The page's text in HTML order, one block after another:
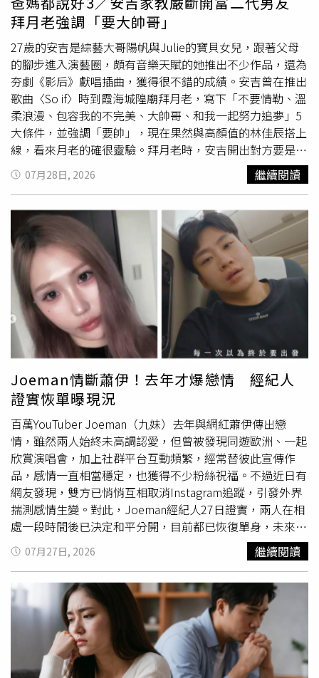
拜月老強調「要大帥哥」
27歲的安吉是綜藝大哥陽帆與Julie的寶貝女兒，跟著父母
的腳步進入演藝圈，頗有音樂天賦的她推出不少作品，還為
夯劇《影后》獻唱插曲，獲得很不錯的成績。安吉曾在推出
歌曲〈So if〉時到霞海城隍廟拜月老，寫下「不要情勒、溫
柔浪漫、包容我的不完美、大帥哥、和我一起努力追夢」5
大條件，並強調「要帥」，現在果然與高顏值的林佳辰搭上
線，看來月老的確很靈驗。拜月老時，安吉開出對方要是帥
哥的條件。（圖／索尼音樂提供）從小學習樂器的安吉，疫
情期間將內心所想寫成歌，意外發掘了自己的創作天賦，並
踏上了歌手之路，她也參加過戀愛音樂實境真人秀《為你唱
情歌》，並在受訪時表示喜歡浪漫型暖男，而她撩男生的方
法之一就是彈鋼琴或唱情歌給對方聽，當時她自曝對同樣參
加節目的李哲言很有興趣，兩人還合作歌曲
〈Butterfliez〉，沒想到多年後與她有進一步發展的是與李
哲言同為Ozone的隊友林佳辰。安吉曾在《為你唱情歌》與
林佳辰的隊友李哲言合作。（圖／翻攝自YouTube）但在林
佳辰之前，安吉一直有位緋聞男友，就是比她大7歲的
Shang，該位男子曾在美國哥倫比亞大學修心理學，長相帥
氣且家境富裕，異性緣很好，曾因與莫允雯合照而傳出緋
聞，但事後莫允雯表示兩人只是朋友關係。而Shang與安吉
交往後，安吉也說自己知道情況，跟莫允雯也是好朋友。安
吉曾與富二代Shang交往，兩人還有合作歌曲。（圖／翻攝
自YouTube）交往期間安吉與Shang的感情相當好，曾在受
訪時表示收過印象最深刻的禮物，就是男友送的價值約3萬
元的精品項鍊，她則回送2萬元的投影機。而安吉的音樂作
品〈我夢見你做壞事〉是為男友寫的，而且是由對方填詞，
Shang的本名「周尚頤」也出現在歌曲資訊中。Julie曾不允
許女兒外宿，還說結婚後住處不能離開家裡巷子。（圖／索
尼音樂提供）不過安吉與Shang去年初傳出分手消息，身為
爸媽的掌上明珠，媽媽Julie不讓安吉外宿，加上安吉將重
心放在事業上，Shang也經常飛去國外，導致兩人聚少離
多，最後決定退回朋友關係。除了不讓女兒外宿，Julie也
在受訪時向未來女婿開出條件：「如果要娶我女兒，住的地
方不能離開我們家那條巷子！」不過現在安吉卻能在深夜與
林佳辰回家，看來媽媽對兩人的關係相當放心。對於林佳辰
與安吉的關係，兩人所屬唱片公司表示：「藝人的私人行程
我們不回應。兩人目前就是專注於工作與接下來要發表的作
07月28日, 2026 繼續閱讀
Joeman情斷蕭伊！去年才爆戀情 經紀人
證實恢單曝現況
百萬YouTuber Joeman（九妹）去年與網紅蕭伊傳出戀
情，雖然兩人始終未高調認愛，但曾被發現同遊歐洲、一起
欣賞演唱會，加上社群平台互動頻繁，經常替彼此宣傳作
品，感情一直相當穩定，也獲得不少粉絲祝福。不過近日有
網友發現，雙方已悄悄互相取消Instagram追蹤，引發外界
揣測感情生變。對此，Joeman經紀人27日證實，兩人在相
處一段時間後已決定和平分開，目前都已恢復單身，未來將
各自朝工作與生活努力。Joeman恢復單身後，將投入《公
車食刻表》、《Joe是要跟團》等節目拍攝。（圖／翻攝自
臉書，Joeman ）《ETtoday新聞雲》引述經紀人說法，據
了解兩人在經過一段時間相處後，認為彼此回到單身狀態是
最適合的選擇，接下來將各自專注於事業發展，也感謝外界
一路以來的關心，希望大家未來能持續支持雙方推出的新作
品。其實Joeman與蕭伊的戀情早在去年底便受到關注。當
時有網友比對兩人的旅遊足跡，發現曾一同前往歐洲旅遊、
07月27日, 2026 繼續閱讀